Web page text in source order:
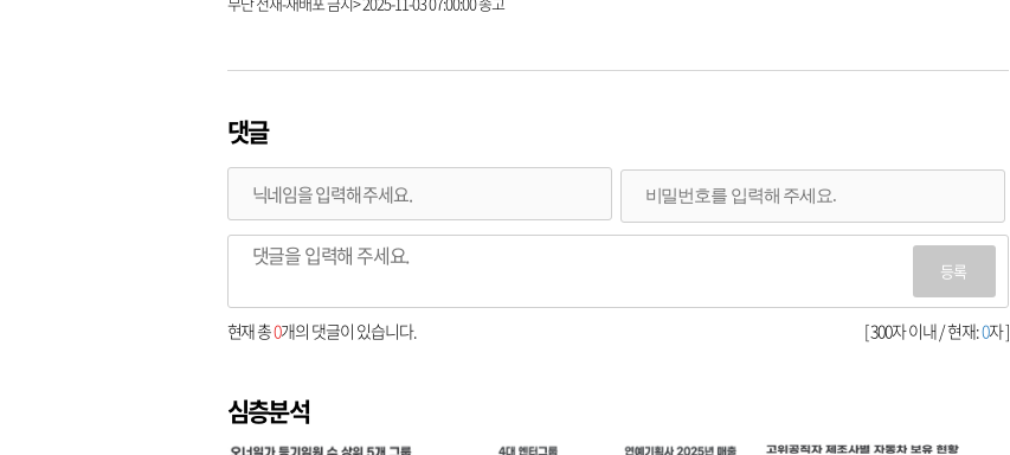
댓글
등록
[ 300자 이내 / 현재:0자 ]
현재 총0개의 댓글이 있습니다.
심층분석